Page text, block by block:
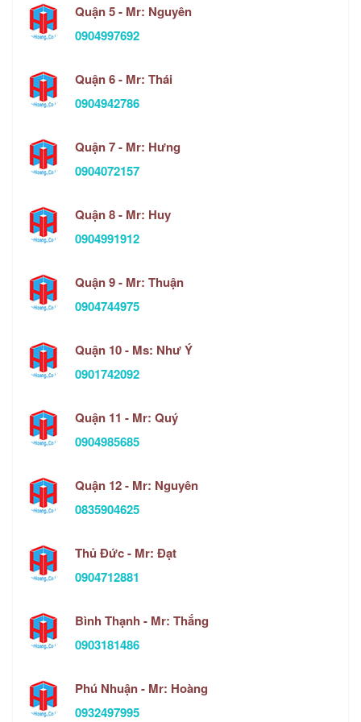
Quận 5 - Mr: Nguyên
0904997692
Quận 6 - Mr: Thái
0904942786
Quận 7 - Mr: Hưng
0904072157
Quận 8 - Mr: Huy
0904991912
Quận 9 - Mr: Thuận
0904744975
Quận 10 - Ms: Như Ý
0901742092
Quận 11 - Mr: Quý
0904985685
Quận 12 - Mr: Nguyên
0835904625
Thủ Đức - Mr: Đạt
0904712881
Bình Thạnh - Mr: Thắng
0903181486
Phú Nhuận - Mr: Hoàng
0932497995